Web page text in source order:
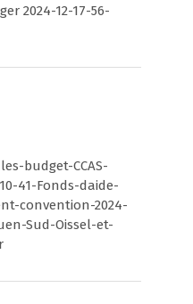
2024-12-17-56-
budget-CCAS-
41-Fonds-daide-
convention-2024-
Sud-Oissel-et-